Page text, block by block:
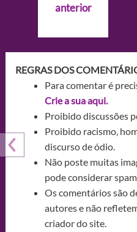
Postanterior
REGRAS DOS
Para comentar é
Crie a sua aqui.
Proibido discussões
Proibido racismo,
discurso de ódio.
Não poste muitas
pode considerar
Os comentários são
autores e não
criador do site.